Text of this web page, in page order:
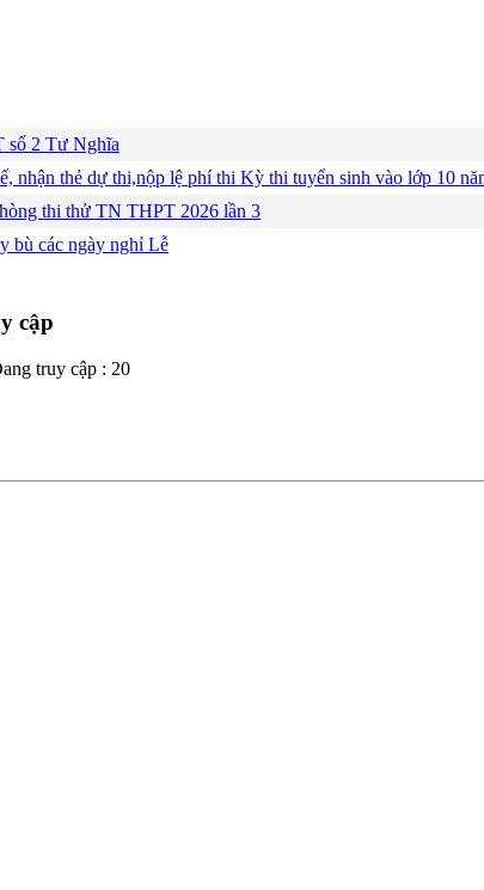
số 2 Tư Nghĩa
nhận thẻ dự thi,nộp lệ phí thi Kỳ thi tuyển sinh vào lớp 10
thi thử TN THPT 2026 lần 3
bù các ngày nghỉ Lễ
cập
truy cập : 20